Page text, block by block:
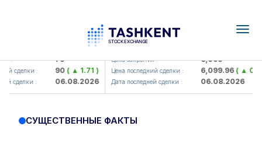
: 79
сделки : 90( ▲ 1.71 )
сделки : 06.08.2026
UZMK (<O'zmetkombinat> AJ)
Цена закрытия : 6,099
Цена последний сделки : 6,099.96( ▲ 0.08
Дата последней сделки : 06.08.2026
СУЩЕСТВЕННЫЕ ФАКТЫ